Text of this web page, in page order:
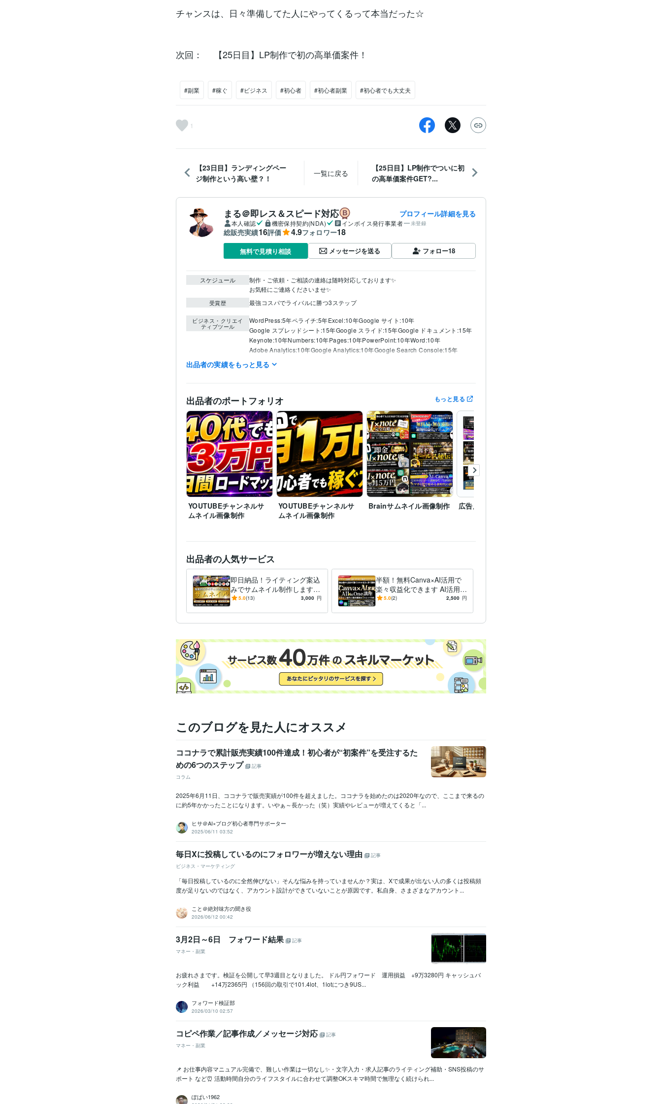
チャンスは、日々準備してた人にやってくるって本当だった☆
次回： 【25日目】LP制作で初の高単価案件！
#副業 #稼ぐ #ビジネス #初心者 #初心者副業 #初心者でも大丈夫
1
【23日目】ランディングペー
ジ制作という高い壁？！
一覧に戻る
【25日目】LP制作でついに初
の高単価案件GET?...
まる＠即レス＆スピード対応 プロフィール詳細を見る
本人確認 機密保持契約(NDA) インボイス発行事業者 未登録
総販売実績16評価 4.9フォロワー18
無料で見積り相談 メッセージを送る フォロー18
スケジュール
制作・ご依頼・ご相談の連絡は随時対応しております✨
受賞歴 最強コスパでライバルに勝つ3ステップ
ビジネス・クリエイ
ティブツール
WordPress:5年ペライチ:5年Excel:10年Google サイト:10年
Google スプレッドシート:15年Google スライド:15年Google ドキュメント:15年
Keynote:10年Numbers:10年Pages:10年PowerPoint:10年Word:10年
Adobe Analytics:10年Google Analytics:10年Google Search Console:15年
Yahoo!タグマネージャー:10年
Adobe Photoshop:16年
Webデザイン
出品者の実績をもっと見る
出品者のポートフォリオ もっと見る
YOUTUBEチャンネルサ
ムネイル画像制作
YOUTUBEチャンネルサ
ムネイル画像制作
Brainサムネイル画像制作 広告用バナー
出品者の人気サービス
即日納品！ライティング案込
みでサムネイル制作します B
rainなど即日対応可！効果に
5.0(13) 3,000 円
半額！無料Canva×AI活用で
楽々収益化できます AI活用で
案件獲得☆Canva×AI収益化
5.0(2) 2,500 円
このブログを見た人にオススメ
ココナラで累計販売実績100件達成！初心者が“初案件”を受注するた
めの6つのステップ
記事
コラム
2025年6月11日、ココナラで販売実績が100件を超えました。ココナラを始めたのは2020年なので、ここまで来るの
に約5年かかったことになります。いやぁ～長かった（笑）実績やレビューが増えてくると「...
ヒサ＠AI×ブログ初心者専門サポーター
2025/06/11 03:52
毎日Xに投稿しているのにフォロワーが増えない理由
記事
ビジネス・マーケティング
「毎日投稿しているのに全然伸びない」そんな悩みを持っていませんか？実は、Xで成果が出ない人の多くは投稿頻
度が足りないのではなく、アカウント設計ができていないことが原因です。私自身、さまざまなアカウント...
こと＠絶対味方の聞き役
2026/06/12 00:42
3月2日～6日 フォワード結果
記事
マネー・副業
お疲れさまです。検証を公開して早3週目となりました。 ドル円フォワード 運用損益 +9万3280円 キャッシュバ
ック利益 +14万2365円 （156回の取引で101.4lot、1lotにつき9US...
フォワード検証部
2026/03/10 02:57
コピペ作業／記事作成／メッセージ対応
記事
マネー・副業
📌 お仕事内容マニュアル完備で、難しい作業は一切なし✨・文字入力・求人記事のライティング補助・SNS投稿のサ
ポート など⏰ 活動時間自分のライフスタイルに合わせて調整OKスキマ時間で無理なく続けられ...
ぽぱい1962